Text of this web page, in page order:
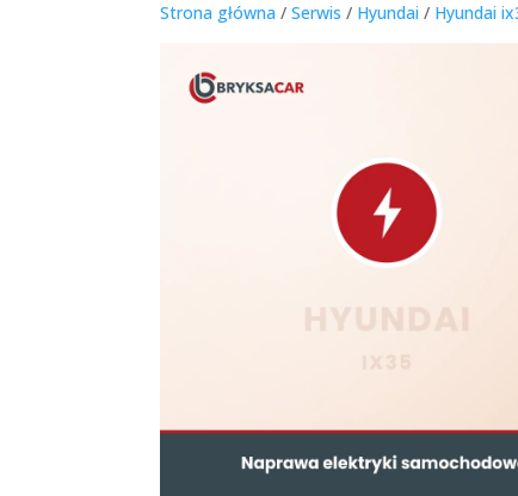
Strona główna /Serwis / Hyundai / Hyundai